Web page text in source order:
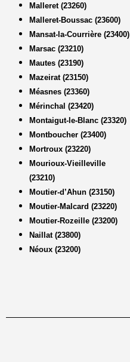
Malleret (23260)
Malleret-Boussac (23600)
Mansat-la-Courrière (23400)
Marsac (23210)
Mautes (23190)
Mazeirat (23150)
Méasnes (23360)
Mérinchal (23420)
Montaigut-le-Blanc (23320)
Montboucher (23400)
Mortroux (23220)
Mourioux-Vieilleville
(23210)
Moutier-d’Ahun (23150)
Moutier-Malcard (23220)
Moutier-Rozeille (23200)
Naillat (23800)
Néoux (23200)